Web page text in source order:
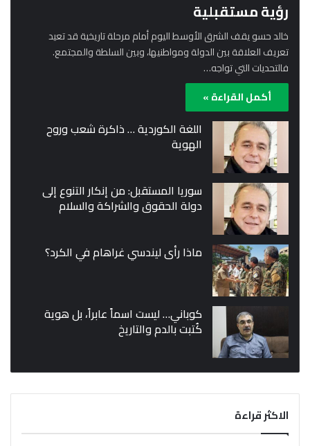
رؤية مستقبلية
خالد حسو يقف الشرق الأوسط اليوم أمام مرحلة تاريخية قد تعيد
تعريف العلاقة بين الدولة ومواطنيها، وبين السلطة والمجتمع.
فالتحديات التي تواجه…
أكمل القراءة »
اللغة الكوردية … ذاكرة شعب وروح
الهوية
سوريا المستقبل: من إنكار التنوع إلى
دولة الحقوق والشراكة والسلام
ماذا رأى ليندسي غراهام في الكرد؟
كوباني… ليست اسماً عابراً، بل هوية
كُتبت بالدم والتاريخ
الاكثر قراءة